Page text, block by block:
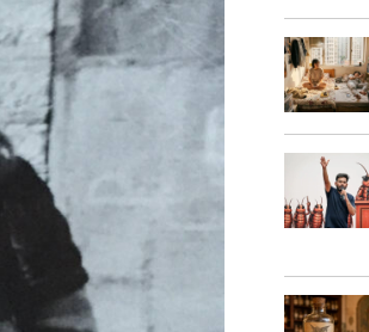
0
9